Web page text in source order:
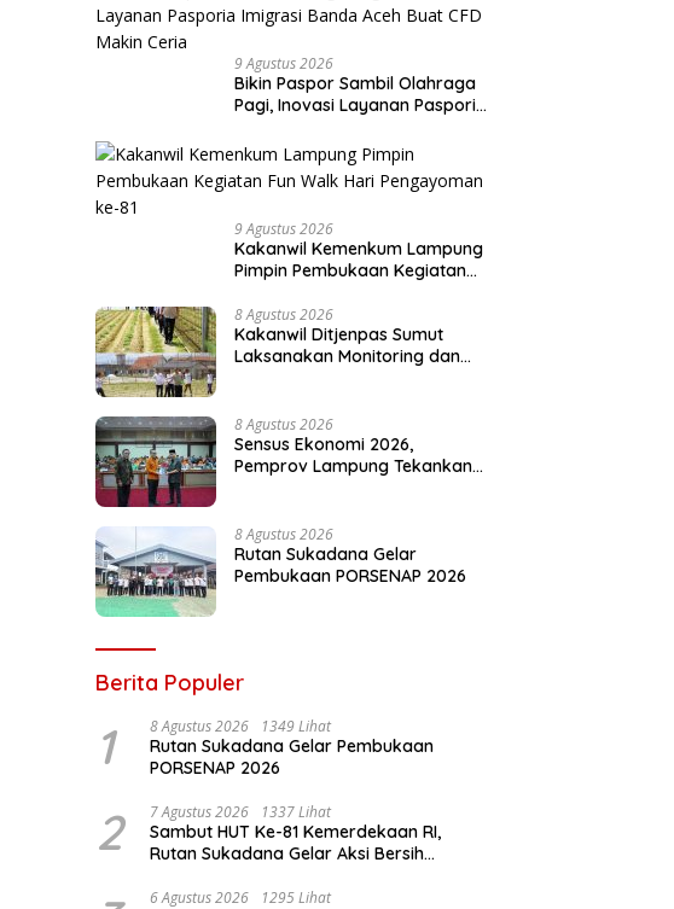
9 Agustus 2026
Bikin Paspor Sambil Olahraga
Pagi, Inovasi Layanan Pasporia
Makin Ceria
9 Agustus 2026
Kakanwil Kemenkum Lampung
Pimpin Pembukaan Kegiatan
81
8 Agustus 2026
Kakanwil Ditjenpas Sumut
Laksanakan Monitoring dan
8 Agustus 2026
Sensus Ekonomi 2026,
Pemprov Lampung Tekankan
8 Agustus 2026
Rutan Sukadana Gelar
Pembukaan PORSENAP 2026
Berita Populer
1 8 Agustus 2026 1349 Lihat
Rutan Sukadana Gelar Pembukaan
PORSENAP 2026
2 7 Agustus 2026 1337 Lihat
Sambut HUT Ke-81 Kemerdekaan RI,
Rutan Sukadana Gelar Aksi Bersih
6 Agustus 2026 1295 Lihat